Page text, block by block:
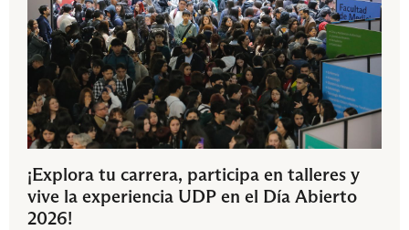
¡Explora tu carrera, participa en talleres y
vive la experiencia UDP en el Día Abierto
2026!